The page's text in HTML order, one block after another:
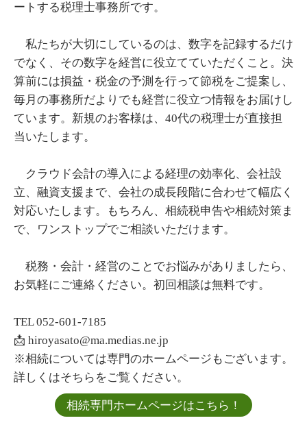
ートする税理士事務所です。
私たちが大切にしているのは、数字を記録するだけ
でなく、その数字を経営に役立てていただくこと。決
算前には損益・税金の予測を行って節税をご提案し、
毎月の事務所だよりでも経営に役立つ情報をお届けし
ています。新規のお客様は、40代の税理士が直接担
当いたします。
クラウド会計の導入による経理の効率化、会社設
立、融資支援まで、会社の成長段階に合わせて幅広く
対応いたします。もちろん、相続税申告や相続対策ま
で、ワンストップでご相談いただけます。
税務・会計・経営のことでお悩みがありましたら、
お気軽にご連絡ください。初回相談は無料です。
TEL 052-601-7185
📩 hiroyasato@ma.medias.ne.jp
※相続については専門のホームページもございます。
詳しくはそちらをご覧ください。
相続専門ホームページはこちら！